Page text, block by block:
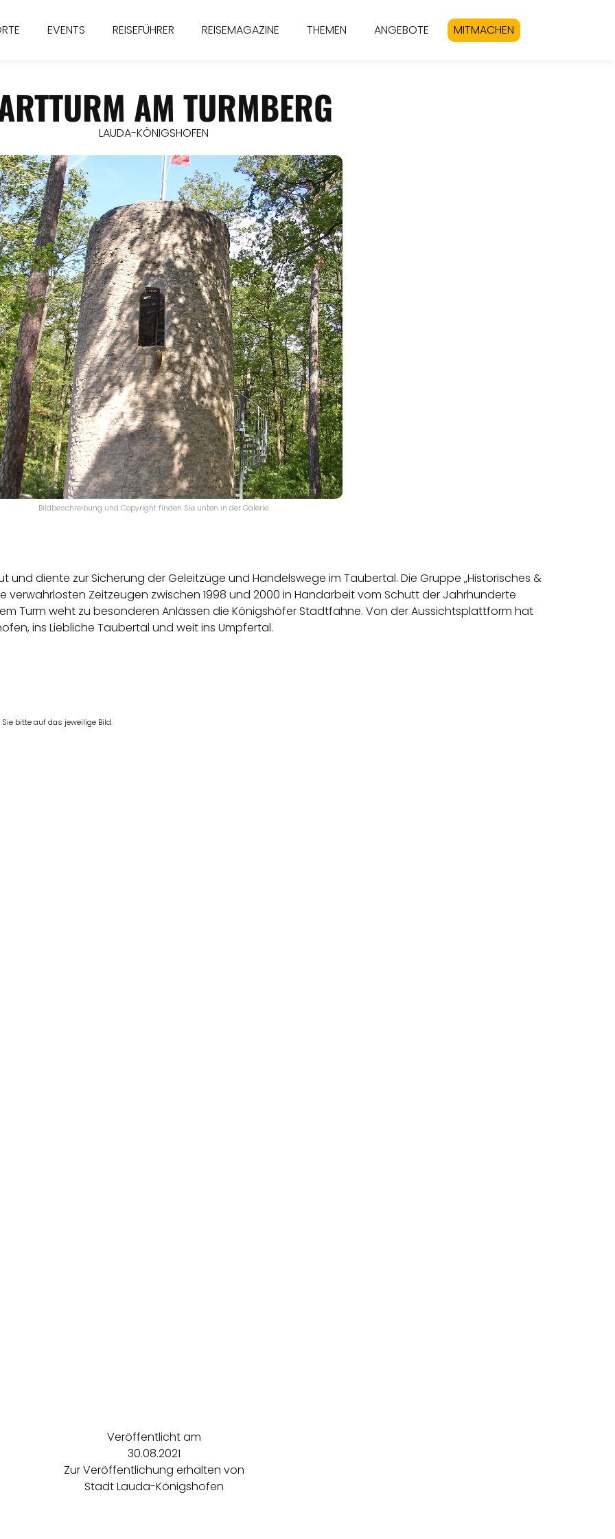
EVENTS REISEFÜHRER REISEMAGAZINE THEMEN ANGEBOTE MITMACHEN
AM TURMBERG
LAUDA-KÖNIGSHOFEN
Bildbeschreibung und Copyright finden Sie unten in der Galerie.
und diente zur Sicherung der Geleitzüge und Handelswege im Taubertal. Die Gruppe „Historisches &
verwahrlosten Zeitzeugen zwischen 1998 und 2000 in Handarbeit vom Schutt der Jahrhunderte
Turm weht zu besonderen Anlässen die Königshöfer Stadtfahne. Von der Aussichtsplattform hat
ins Liebliche Taubertal und weit ins Umpfertal.
bitte auf das jeweilige Bild.
Veröffentlicht am
30.08.2021
Zur Veröffentlichung erhalten von
Stadt Lauda-Königshofen